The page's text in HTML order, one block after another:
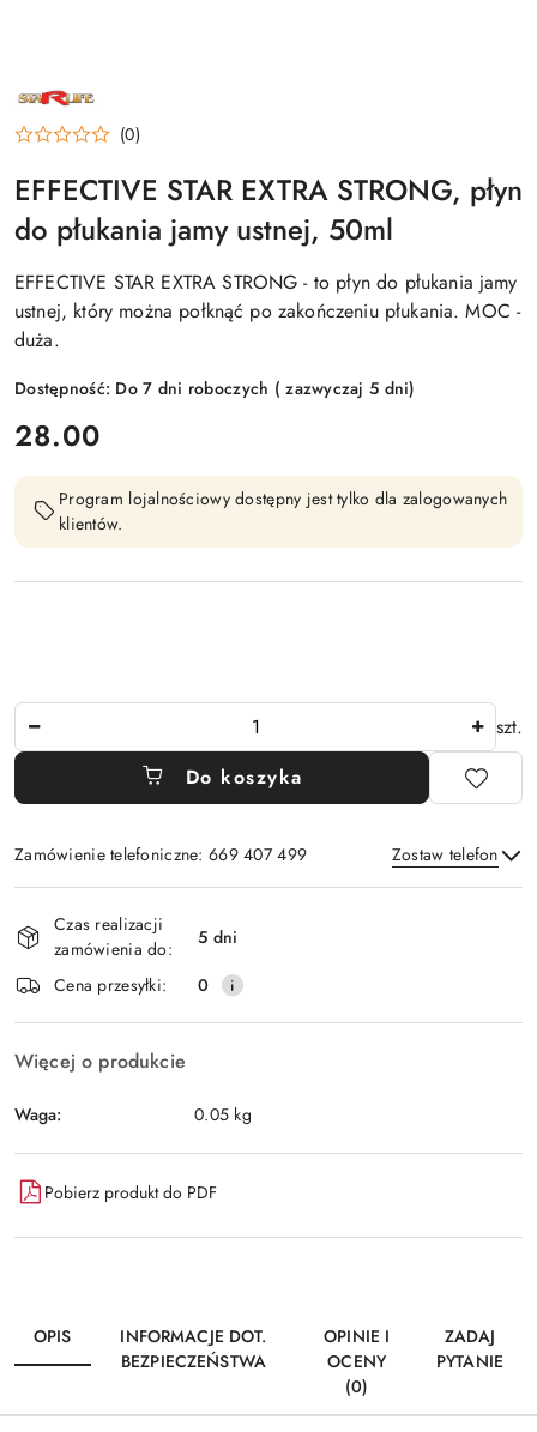
NAZWA
PRODUCENTA:
STARLIFE (0)
EFFECTIVE STAR EXTRA STRONG, płyn
do płukania jamy ustnej, 50ml
EFFECTIVE STAR EXTRA STRONG - to płyn do płukania jamy
ustnej, który można połknąć po zakończeniu płukania. MOC -
duża.
Dostępność: Do 7 dni roboczych ( zazwyczaj 5 dni)
cena:
28.00
Program lojalnościowy dostępny jest tylko dla zalogowanych
klientów.
szt.
Do koszyka
Zamówienie telefoniczne: 669 407 499 Zostaw telefon
i
dostawa
Czas realizacji
zamówienia do:
5 dni
Cena przesyłki:
0
Więcej o produkcie
Waga: 0.05 kg
Pobierz produkt do PDF
OPIS
INFORMACJE DOT.
BEZPIECZEŃSTWA
OPINIE I
OCENY
(0)
ZADAJ
PYTANIE